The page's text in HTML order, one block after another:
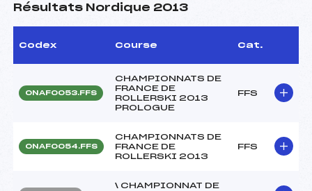
Résultats Nordique 2013
Codex Course Cat.
ONAF0053.FFS
CHAMPIONNATS DE
FRANCE DE
ROLLERSKI 2013
PROLOGUE
FFS
ONAF0054.FFS
CHAMPIONNATS DE
FRANCE DE
ROLLERSKI 2013
FFS
\ CHAMPIONNAT DE